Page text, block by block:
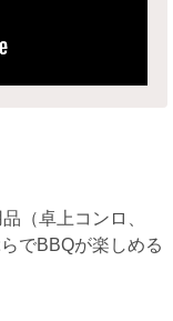
（卓上コンロ、
でBBQが楽しめる